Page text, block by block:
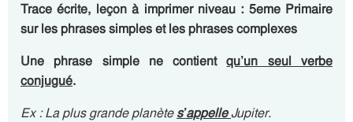
Trace écrite, leçon à imprimer niveau : 5eme Primaire
sur les phrases simples et les phrases complexes
Une phrase simple ne contientqu’un seul verbe
conjugué.
Ex : La plus grande planètes’appelleJupiter.